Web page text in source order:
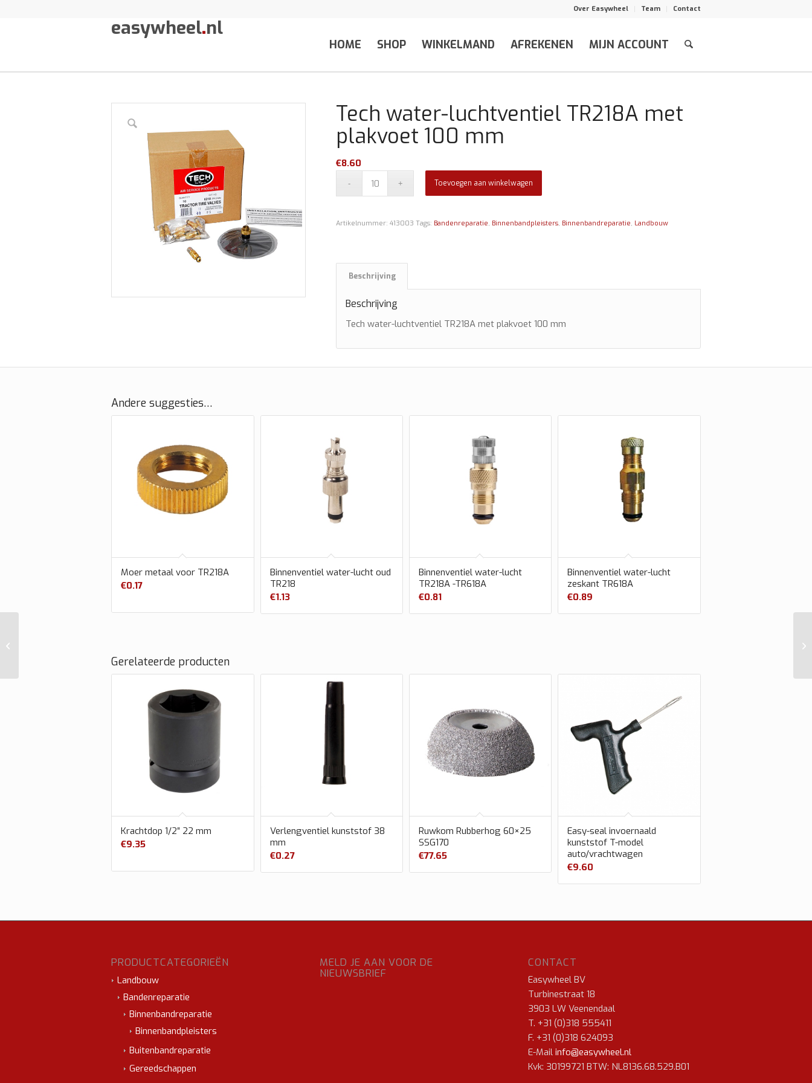
Over Easywheel Team Contact
easywheel.nl
HOME SHOP WINKELMAND AFREKENEN MIJN ACCOUNT
Tech water-luchtventiel TR218A met
plakvoet 100 mm
€8.60
Toevoegen aan winkelwagen
Artikelnummer:413003 Tags: Bandenreparatie, Binnenbandpleisters, Binnenbandreparatie, Landbouw
Beschrijving
Beschrijving
Tech water-luchtventiel TR218A met plakvoet 100 mm
Andere suggesties…
Moer metaal voor TR218A
€0.17
Binnenventiel water-lucht oud
TR218
€1.13
Binnenventiel water-lucht
TR218A -TR618A
€0.81
Binnenventiel water-lucht
zeskant TR618A
€0.89
Gerelateerde producten
Krachtdop 1/2″ 22 mm
€9.35
Verlengventiel kunststof 38
mm
€0.27
Ruwkom Rubberhog 60×25
SSG170
€77.65
Easy-seal invoernaald
kunststof T-model
auto/vrachtwagen
€9.60
PRODUCTCATEGORIEËN
Landbouw
Bandenreparatie
Binnenbandreparatie
Binnenbandpleisters
Buitenbandreparatie
Gereedschappen
MELD JE AAN VOOR DE
NIEUWSBRIEF
CONTACT
Easywheel BV
Turbinestraat 18
3903 LW Veenendaal
T. +31 (0)318 555411
F. +31 (0)318 624093
E-Mail info@easywheel.nl
Kvk: 30199721 BTW: NL8136.68.529.B01